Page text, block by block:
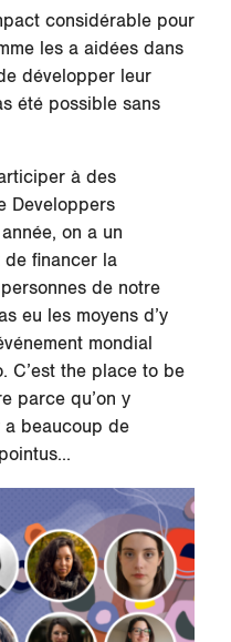
considérable pour
les a aidées dans
développer leur
été possible sans
à des
Developpers
on a un
financer la
de notre
eu les moyens d’y
mondial
C’est the place to be
parce qu’on y
beaucoup de